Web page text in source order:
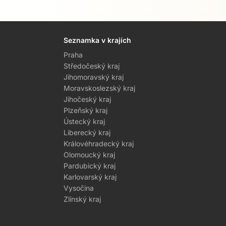
Seznamka v krajích
Praha
Středočeský kraj
Jihomoravský kraj
Moravskoslezský kraj
Jihočeský kraj
Plzeňský kraj
Ústecký kraj
Liberecký kraj
Královéhradecký kraj
Olomoucký kraj
Pardubický kraj
Karlovarský kraj
Vysočina
Zlínský kraj